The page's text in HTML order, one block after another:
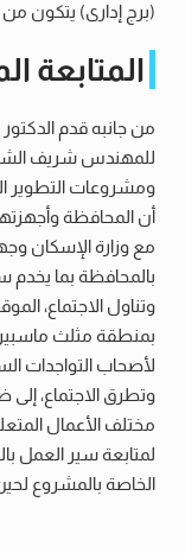
(برج إدارى) يتكون من بدروم
المتابعة
من جانبه قدم الدكتور
للمهندس شريف
ومشروعات التطوير
أن المحافظة
مع وزارة الإسكان
بالمحافظة بما يخدم
وتناول الاجتماع،
بمنطقة مثلث
لأصحاب التواجدات
وتطرق الاجتماع،
مختلف الأعمال
لمتابعة سير العمل
الخاصة بالمشروع